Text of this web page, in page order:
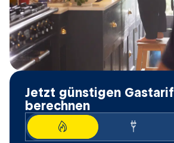
Jetzt günstigen Gastarif
berechnen